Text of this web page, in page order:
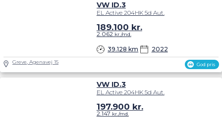
God pris
VW ID.3
EL Active 204HK 5d Aut.
39.128 km 2022
189.100 kr.
2.062kr./md.
Greve, Agenavej 15
VW ID.3
EL Active 204HK 5d Aut.
197.900 kr.
2.147 kr./md.